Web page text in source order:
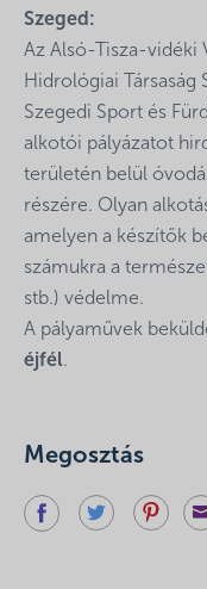
Szeged:
Az Alsó-Tisza-vidéki
Hidrológiai Társaság
Szegedi Sport és
alkotói pályázatot
területén belül
részére. Olyan
amelyen a készítők
számukra a
stb.) védelme.
A pályaművek
éjfél.
Megosztás